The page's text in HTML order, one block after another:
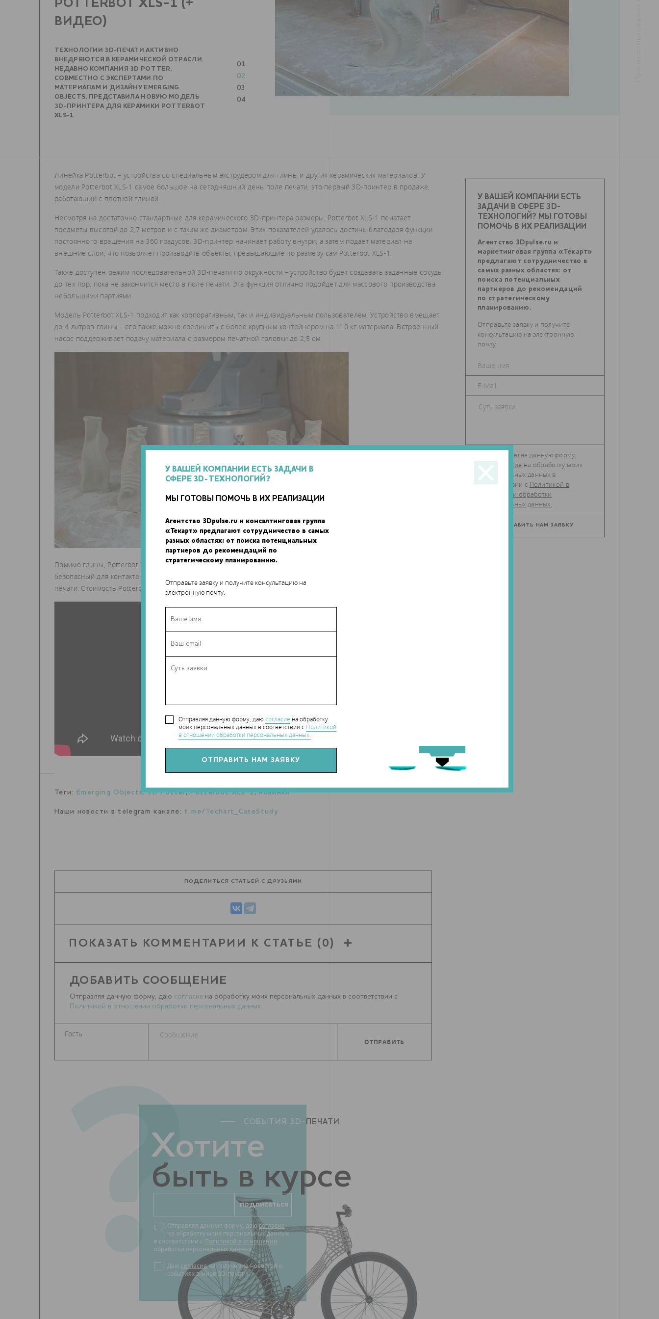
У ВАШЕЙ КОМПАНИИ ЕСТЬ ЗАДАЧИ В
СФЕРЕ 3D-ТЕХНОЛОГИЙ?
МЫ ГОТОВЫ ПОМОЧЬ В ИХ РЕАЛИЗАЦИИ
Агентство 3Dpulse.ru и консалтинговая группа
«Текарт» предлагают сотрудничество в самых
разных областях: от поиска потенциальных
партнеров до рекомендаций по
стратегическому планированию.
Отправьте заявку и получите консультацию на
электронную почту.
Отправляя данную форму, даю согласие на обработку
моих персональных данных в соответствии с Политикой
в отношении обработки персональных данных.
POTTERBOT XLS-1 (+
ВИДЕО)
ТЕХНОЛОГИИ 3D-ПЕЧАТИ АКТИВНО
ВНЕДРЯЮТСЯ В КЕРАМИЧЕСКОЙ ОТРАСЛИ.
НЕДАВНО КОМПАНИЯ 3D POTTER,
СОВМЕСТНО С ЭКСПЕРТАМИ ПО
МАТЕРИАЛАМ И ДИЗАЙНУ EMERGING
OBJECTS, ПРЕДСТАВИЛА НОВУЮ МОДЕЛЬ
3D-ПРИНТЕРА ДЛЯ КЕРАМИКИ POTTERBOT
XLS-1.
01
02
03
04
Линейка Potterbot – устройства со специальным экструдером для глины и других керамических материалов. У
модели Potterbot XLS-1 самое большое на сегодняшний день поле печати, это первый 3D-принтер в продаже,
работающий с плотной глиной.
Несмотря на достаточно стандартные для керамического 3D-принтера размеры, Potterbot XLS-1 печатает
предметы высотой до 2,7 метров и с таким же диаметром. Этих показателей удалось достичь благодаря функции
постоянного вращения на 360 градусов. 3D-принтер начинает работу внутри, а затем подает материал на
внешние слои, что позволяет производить объекты, превышающие по размеру сам Potterbot XLS-1.
Также доступен режим последовательной 3D-печати по окружности – устройство будет создавать заданные сосуды
до тех пор, пока не закончится место в поле печати. Эта функция отлично подойдет для массового производства
небольшими партиями.
Модель Potterbot XLS-1 подходит как корпоративным, так и индивидуальным пользователем. Устройство вмещает
до 4 литров глины – его также можно соединить с более крупным контейнером на 110 кг материала. Встроенный
насос поддерживает подачу материала с размером печатной головки до 2,5 см.
Помимо глины, Potterbot XLS-1 работает с полимерами, бетоном и другими материалами. Экструдер одобрен как
безопасный для контакта с пищей, так что в будущем, возможно, 3D-принтер приспособят для кулинарной 3D-
печати. Стоимость Potterbot XLS-1 составит 13900 долларов.
Теги: Emerging Objects,3D Potter,Potterbot XLS-1,новинки
Наши новости в telegram канале: t.me/Techart_CaseStudy
ПОДЕЛИТЬСЯ СТАТЬЕЙ С ДРУЗЬЯМИ
ПОКАЗАТЬ КОММЕНТАРИИ К СТАТЬЕ (0)
ДОБАВИТЬ СООБЩЕНИЕ
Отправляя данную форму, даю согласие на обработку моих персональных данных в соответствии с
Политикой в отношении обработки персональных данных.
?
Хотите
быть в курсе
СОБЫТИЯ 3D- ПЕЧАТИ
Отправляя данную форму, даюсогласие
на обработку моих персональных данных
в соответствии с Политикой в отношении
обработки персональных данных.
Даю согласиена получение новостей о
событиях в мире 3D-печати.
У ВАШЕЙ КОМПАНИИ ЕСТЬ
ЗАДАЧИ В СФЕРЕ 3D-
ТЕХНОЛОГИЙ? МЫ ГОТОВЫ
ПОМОЧЬ В ИХ РЕАЛИЗАЦИИ
Агентство 3Dpulse.ru и
маркетинговая группа «Текарт»
предлагают сотрудничество в
самых разных областях: от
поиска потенциальных
партнеров до рекомендаций
по стратегическому
планированию.
Отправьте заявку и получите
консультацию на электронную
почту.
Отправляя данную форму,
даю
согласие
персональных данных в
соответствии с Политикой в
отношении обработки
персональных данных.